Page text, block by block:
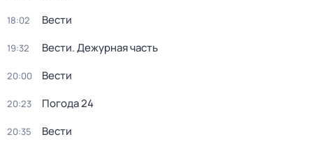
18:02 Вести
19:32 Вести. Дежурная часть
20:00 Вести
20:23 Погода 24
20:35 Вести